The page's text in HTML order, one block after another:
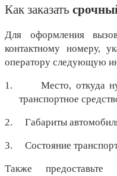
Как заказать
Для оформления
контактному номеру,
оператору следующую
1.
Место, откуда
транспортное
2. Габариты
3. Состояние
Также